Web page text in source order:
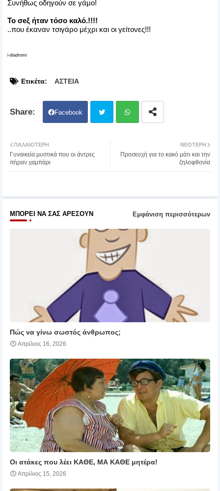
Συνήθως οδηγούν σε γάμο!
Το σeξ ήταν τόσο καλό.!!!!
..που έκαναν τσιγάρο μέχρι και οι γείτονες!!!
i-diadromi
Ετικέτα: ΑΣΤΕΙΑ
Facebook
atsa
ΝΕΌΤΕΡΗ
Προσευχή για το κακό μάτι και την
ζηλοφθονία
ΠΑΛΑΙΌΤΕΡΗ
Γυναικεία μυστικά που οι άντρες
πήραν χαμπάρι
ΜΠΟΡΕΊ ΝΑ ΣΑΣ ΑΡΈΣΟΥΝ Εμφάνιση περισσότερων
Πώς να γίνω σωστός άνθρωπος;
Απρίλιος 16, 2026
Οι ατάκες που λέει ΚΑΘΕ, ΜΑ ΚΑΘΕ μητέρα!
Απρίλιος 15, 2026